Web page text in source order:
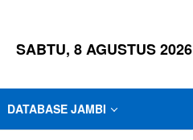
SABTU, 8 AGUSTUS 2026
DATABASE JAMBI